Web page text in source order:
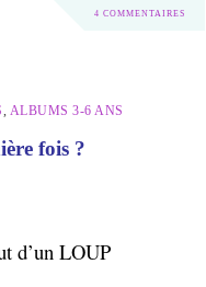
4 COMMENTAIRES
, ALBUMS 3-6 ANS
fois ?
d’un LOUP